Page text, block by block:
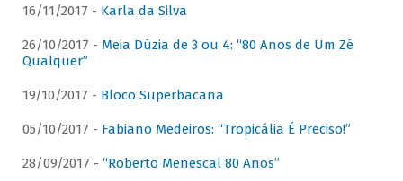
16/11/2017 - Karla da Silva
26/10/2017 - Meia Dúzia de 3 ou 4: “80 Anos de Um Zé
Qualquer”
19/10/2017 - Bloco Superbacana
05/10/2017 - Fabiano Medeiros: “Tropicália É Preciso!”
28/09/2017 - “Roberto Menescal 80 Anos”